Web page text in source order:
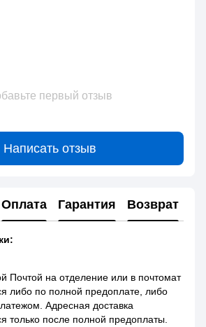
первый отзыв
Написать отзыв
Оплата Гарантия Возврат
Почтой на отделение или в почтомат
либо по полной предоплате, либо
Адресная доставка
только после полной предоплаты.